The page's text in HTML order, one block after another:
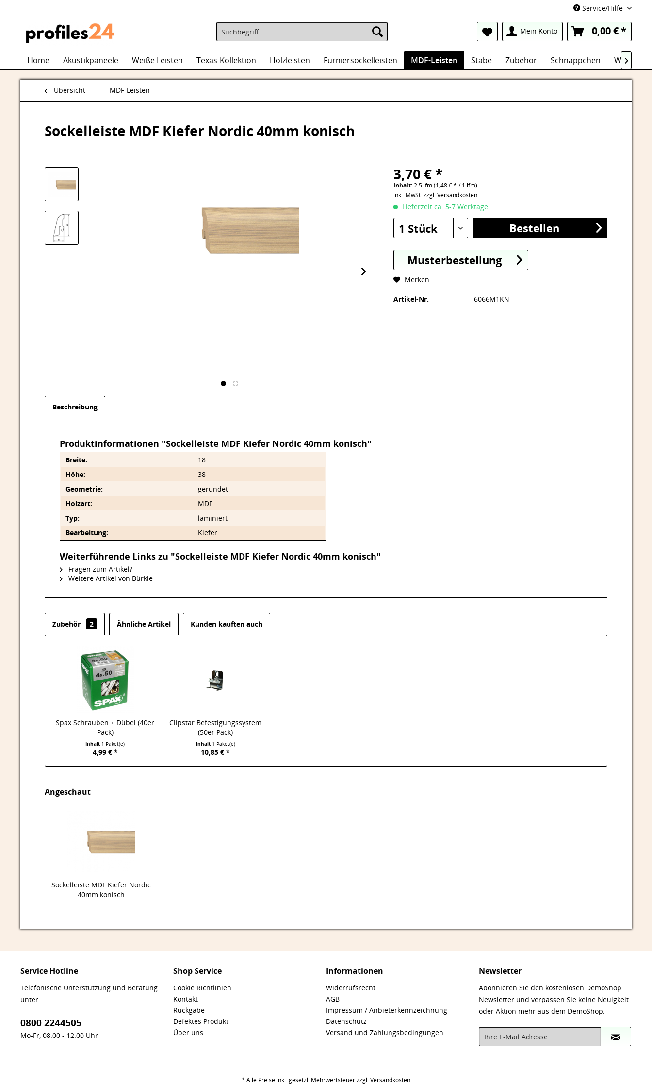
Service/Hilfe
Mein Konto 0,00 € *
Home Akustikpaneele Weiße Leisten Texas-Kollektion Holzleisten Furniersockelleisten MDF-Leisten Stäbe Zubehör Schnäppchen 
Übersicht MDF-Leisten
Sockelleiste MDF Kiefer Nordic 40mm konisch
3,70 € *
Inhalt:2.5 lfm (1,48 € * / 1 lfm)
inkl. MwSt.zzgl. Versandkosten
Lieferzeit ca. 5-7 Werktage
1 Stück Bestellen
Musterbestellung
Merken
Artikel-Nr. 6066M1KN
Beschreibung
Produktinformationen "Sockelleiste MDF Kiefer Nordic 40mm konisch"
Breite:
18
Höhe:
38
Geometrie:
gerundet
Holzart:
MDF
Typ:
laminiert
Bearbeitung:
Kiefer
Weiterführende Links zu "Sockelleiste MDF Kiefer Nordic 40mm konisch"
Fragen zum Artikel?
Weitere Artikel von Bürkle
Zubehör 2 Ähnliche Artikel Kunden kauften auch
Spax Schrauben + Dübel (40er
Pack)
Inhalt 1 Paket(e)
4,99 € *
Clipstar Befestigungssystem
(50er Pack)
Inhalt 1 Paket(e)
10,85 € *
Angeschaut
Sockelleiste MDF Kiefer Nordic
40mm konisch
Service Hotline
Telefonische Unterstützung und Beratung
unter:
0800 2244505
Mo-Fr, 08:00 - 12:00 Uhr
Shop Service
Cookie Richtlinien
Kontakt
Rückgabe
Defektes Produkt
Über uns
Informationen
Widerrufsrecht
AGB
Impressum / Anbieterkennzeichnung
Datenschutz
Versand und Zahlungsbedingungen
Newsletter
Abonnieren Sie den kostenlosen DemoShop
Newsletter und verpassen Sie keine Neuigkeit
oder Aktion mehr aus dem DemoShop.
* Alle Preise inkl. gesetzl. Mehrwertsteuer zzgl.Versandkosten